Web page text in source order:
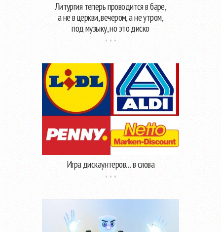
Литургия теперь проводится в баре,
а не в церкви, вечером, а не утром,
под музыку, но это диско
Игра дискаунтеров… в слова